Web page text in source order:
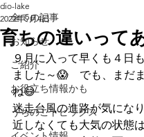
全ての記事
お知らせ
ご紹介
お役立ち情報かも
うちのこトピックス
育ちの違いって
dio-lake
2022年9月4日
９月に入って早くも４日
ました～😱　でも、まだ
ね😅
迷走台風の進路が気にな
近しなくても大気の状態